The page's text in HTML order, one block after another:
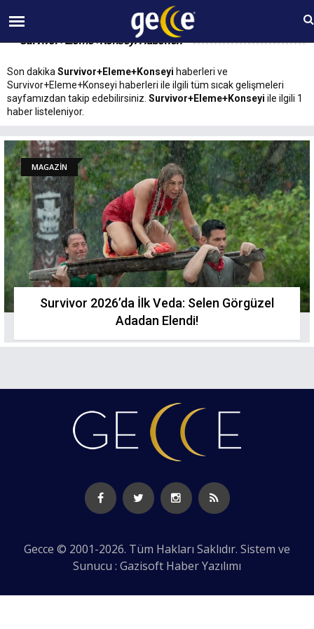
08 AĞUSTOS Cumartesi 05:30
Survivor+Eleme+Konseyi Haberleri
Son dakika Survivor+Eleme+Konseyi haberleri ve
Survivor+Eleme+Konseyi haberleri ile ilgili tüm sıcak gelişmeleri
sayfamızdan takip edebilirsiniz. Survivor+Eleme+Konseyi ile ilgili 1
haber listeleniyor.
MAGAZİN
Survivor 2026’da İlk Veda: Selen Görgüzel
Adadan Elendi!
Gecce © 2001-2026. Tüm Hakları Saklıdır. Sistem ve
Sunucu : Gazisoft Haber Yazılımı